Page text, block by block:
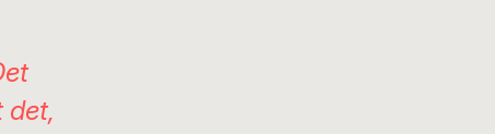
det,